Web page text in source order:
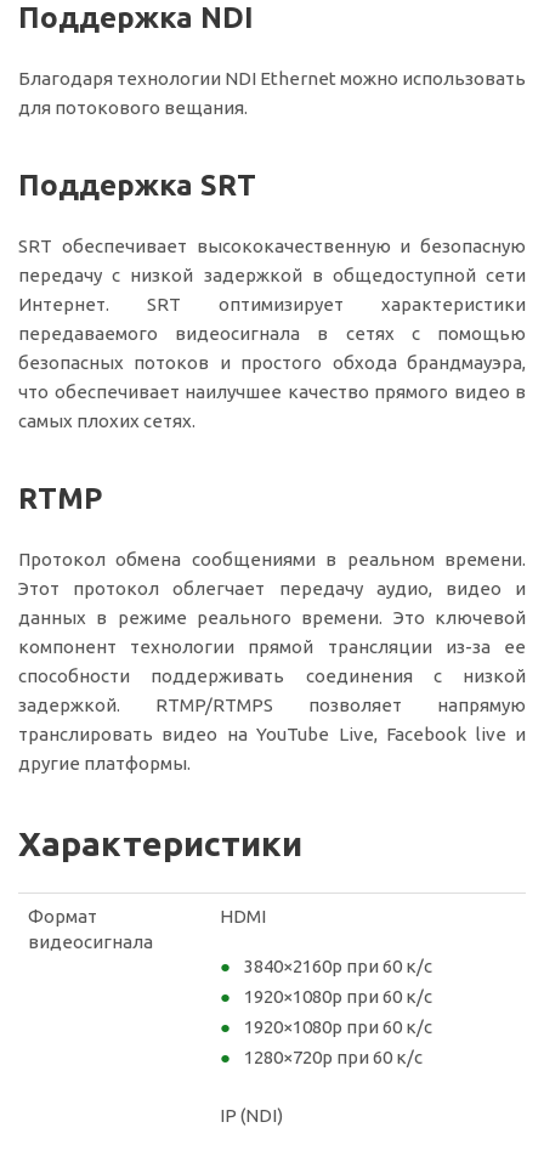
Поддержка NDI
Благодаря технологии NDI Ethernet можно использовать
для потокового вещания.
Поддержка SRT
SRT обеспечивает высококачественную и безопасную
передачу с низкой задержкой в общедоступной сети
Интернет. SRT оптимизирует характеристики
передаваемого видеосигнала в сетях с помощью
безопасных потоков и простого обхода брандмауэра,
что обеспечивает наилучшее качество прямого видео в
самых плохих сетях.
RTMP
Протокол обмена сообщениями в реальном времени.
Этот протокол облегчает передачу аудио, видео и
данных в режиме реального времени. Это ключевой
компонент технологии прямой трансляции из-за ее
способности поддерживать соединения с низкой
задержкой. RTMP/RTMPS позволяет напрямую
транслировать видео на YouTube Live, Facebook live и
другие платформы.
Характеристики
Формат
видеосигнала
HDMI
3840×2160р при 60 к/с
1920×1080р при 60 к/с
1920×1080р при 60 к/с
1280×720р при 60 к/с
IP (NDI)